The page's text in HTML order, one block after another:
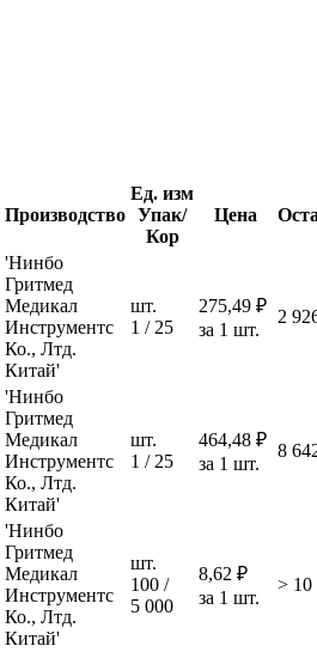
Производство
Ед. изм
Упак/
Кор
Цена
'Нинбо
Гритмед
Медикал
Инструментс
Ко., Лтд.
Китай'
шт.
1 / 25
275,49 ₽
за 1 шт.
2
'Нинбо
Гритмед
Медикал
Инструментс
Ко., Лтд.
Китай'
шт.
1 / 25
464,48 ₽
за 1 шт.
8
'Нинбо
Гритмед
Медикал
Инструментс
Ко., Лтд.
Китай'
шт.
100 /
5 000
8,62 ₽
за 1 шт.
> 10